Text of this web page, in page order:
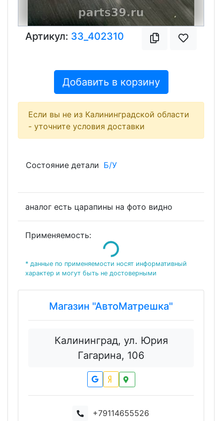
Артикул: 33_402310
Добавить в корзину
Если вы не из Калининградской области
- уточните условия доставки
Состояние детали Б/У
аналог есть царапины на фото видно
Применяемость:
Loading...
* данные по применяемости носят информативный
характер и могут быть не достоверными
Магазин "АвтоМатрешка"
Калининград, ул. Юрия
Гагарина, 106
+79114655526